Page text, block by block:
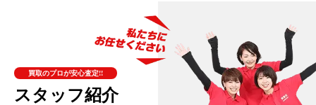
買取のプロが安心査定!!
スタッフ紹介